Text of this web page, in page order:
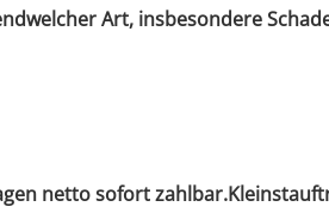
Art, insbesondere
netto sofort